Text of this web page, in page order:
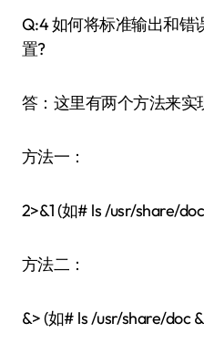
Q:4 如何将标准输出和错
置?
答：这里有两个方法来实
方法一：
2>&1 (如# ls /usr/share/
方法二：
&> (如# ls /usr/share/doc